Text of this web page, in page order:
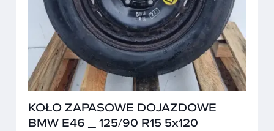
KOŁO ZAPASOWE DOJAZDOWE
BMW E46 _ 125/90 R15 5x120